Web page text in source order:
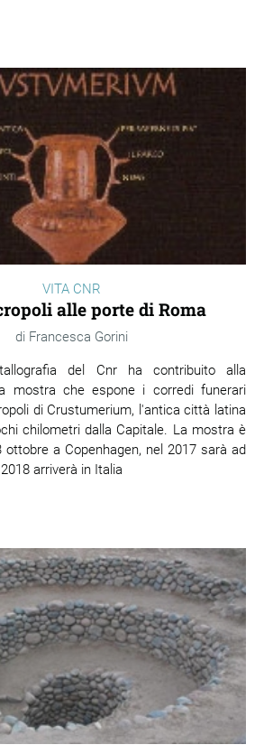
VITA CNR
alle porte di Roma
Francesca Gorini
del Cnr ha contribuito alla
mostra che espone i corredi funerari
di Crustumerium, l'antica città latina
chilometri dalla Capitale. La mostra è
a Copenhagen, nel 2017 sarà ad
arriverà in Italia